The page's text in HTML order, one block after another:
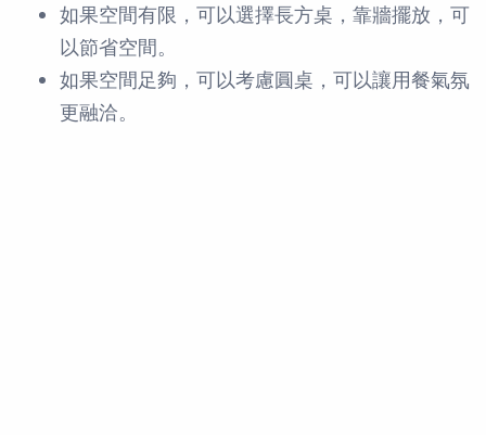
如果空間有限，可以選擇長方桌，靠牆擺放，可
以節省空間。
如果空間足夠，可以考慮圓桌，可以讓用餐氣氛
更融洽。